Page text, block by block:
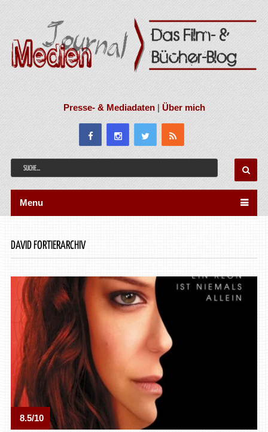
Presse- & Mediadaten|Über mich
Menu
DAVID FORTIERARCHIV
8.5/10